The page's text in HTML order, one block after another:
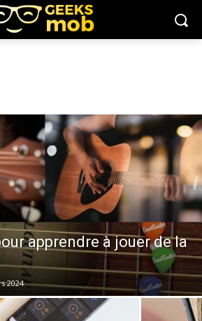
apprendre à jouer de la
2024